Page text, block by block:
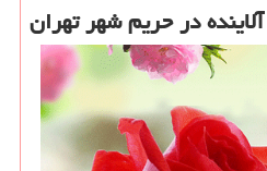
در حریم شهر تهران